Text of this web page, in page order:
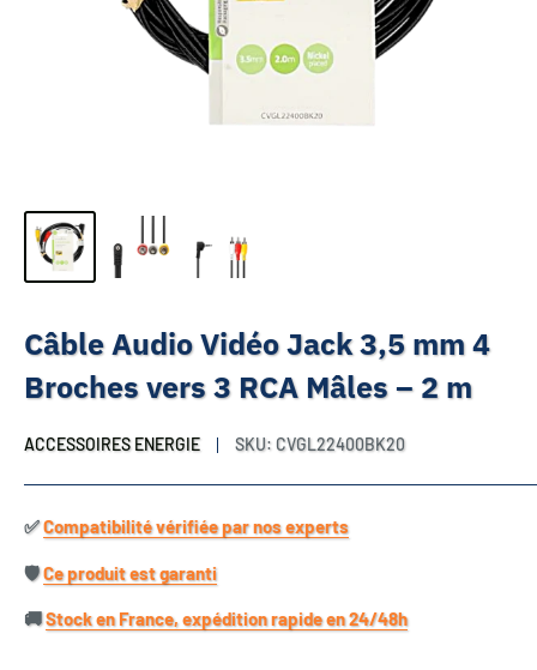
Câble Audio Vidéo Jack 3,5 mm 4
Broches vers 3 RCA Mâles – 2 m
ACCESSOIRES ENERGIE SKU: CVGL22400BK20
✅​Compatibilité vérifiée par nos experts
🛡️​Ce produit est garanti
🚚​Stock en France, expédition rapide en 24/48h